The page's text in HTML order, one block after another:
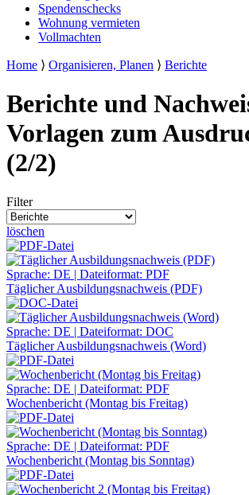
Spendenschecks
Wohnung vermieten
Vollmachten
Home ⟩ Organisieren, Planen ⟩ Berichte
Berichte und
Vorlagen zum
(2/2)
Filter
löschen
Sprache: DE | Dateiformat: PDF
Täglicher Ausbildungsnachweis (PDF)
Sprache: DE | Dateiformat: DOC
Täglicher Ausbildungsnachweis (Word)
Sprache: DE | Dateiformat: PDF
Wochenbericht (Montag bis Freitag)
Sprache: DE | Dateiformat: PDF
Wochenbericht (Montag bis Sonntag)